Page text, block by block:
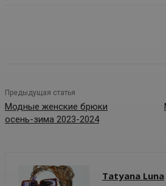
Предыдущая статья
Модные женские брюки
осень-зима 2023-2024
Tatyana Luna